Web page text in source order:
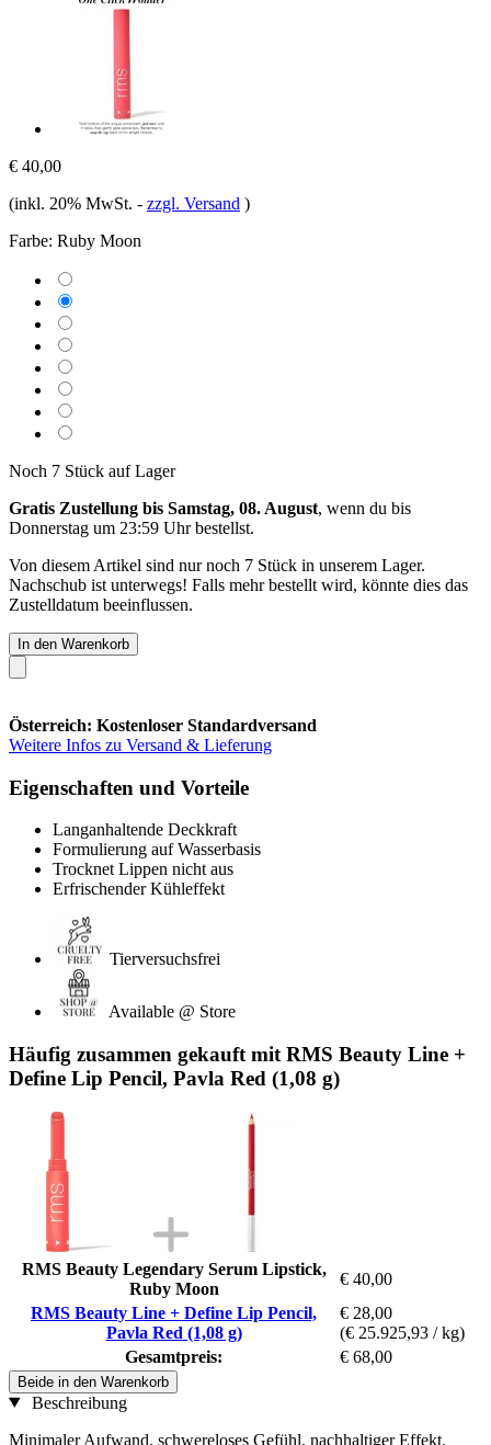
€ 40,00
(inkl. 20% MwSt. - zzgl. Versand )
Farbe: Ruby Moon
Noch 7 Stück auf Lager
Gratis Zustellung bis Samstag, 08. August, wenn du bis
Donnerstag um 23:59 Uhrbestellst.
Von diesem Artikel sind nur noch 7 Stück in unserem Lager.
Nachschub ist unterwegs! Falls mehr bestellt wird, könnte dies das
Zustelldatum beeinflussen.
In den Warenkorb
Österreich: Kostenloser Standardversand
Weitere Infos zu Versand & Lieferung
Eigenschaften und Vorteile
Langanhaltende Deckkraft
Formulierung auf Wasserbasis
Trocknet Lippen nicht aus
Erfrischender Kühleffekt
Tierversuchsfrei
Available @ Store
Häufig zusammen gekauft mit RMS Beauty Line +
Define Lip Pencil, Pavla Red (1,08 g)
RMS Beauty Legendary Serum Lipstick,
Ruby Moon
€ 40,00
RMS Beauty Line + Define Lip Pencil,
Pavla Red (1,08 g)
€ 28,00
(€ 25.925,93 / kg)
Gesamtpreis:
€ 68,00
Beide in den Warenkorb
Beschreibung
Minimaler Aufwand, schwereloses Gefühl, nachhaltiger Effekt.